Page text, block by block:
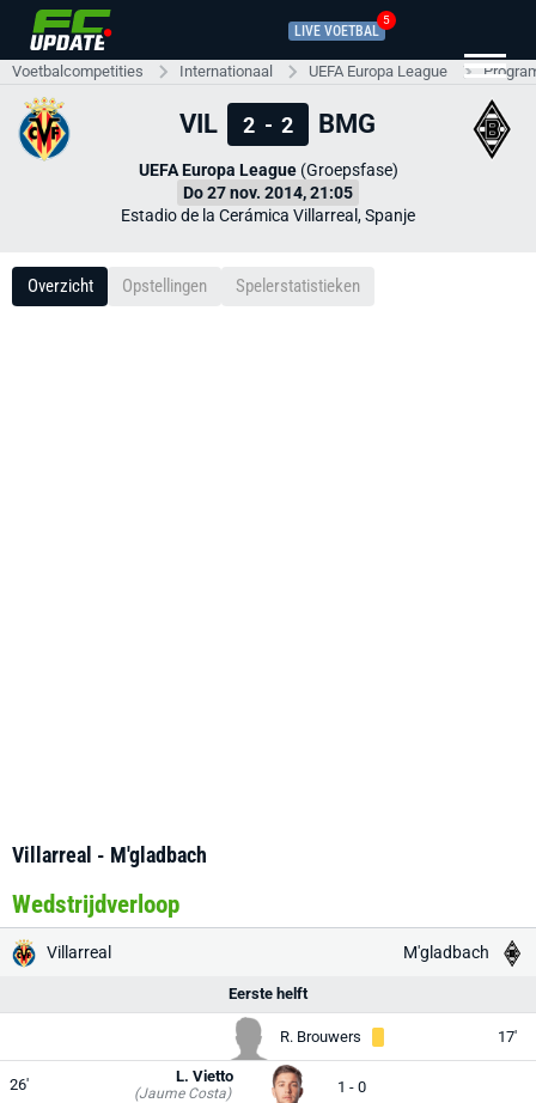
LIVE VOETBAL
5
Voetbalcompetities Internationaal UEFA Europa League
VIL 2 - 2 BMG
UEFA Europa League(Groepsfase)
Do 27 nov. 2014, 21:05
Estadio de la Cerámica Villarreal, Spanje
Overzicht Opstellingen Spelerstatistieken
Villarreal - M'gladbach
Wedstrijdverloop
Villarreal M'gladbach
Eerste helft
R. Brouwers 17'
26' (Jaume Costa)
L. Vietto
1 - 0